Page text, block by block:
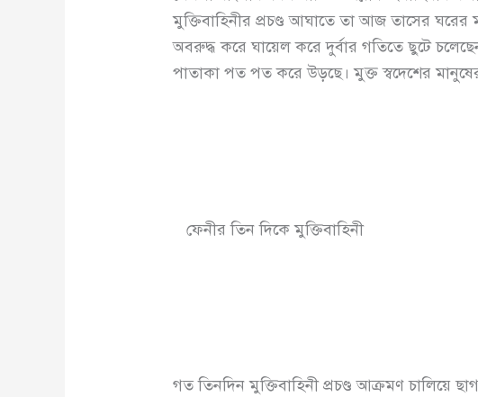
মুক্তিবাহিনীর প্রচণ্ড আঘাতে তা আজ তাসের ঘরের
অবরুদ্ধ করে ঘায়েল করে দুর্বার গতিতে ছুটে
পাতাকা পত পত করে উড়ছে। মুক্ত স্বদেশের
ফেনীর তিন দিকে মুক্তিবাহিনী
গত তিনদিন মুক্তিবাহিনী প্রচণ্ড আক্রমণ চালিয়ে